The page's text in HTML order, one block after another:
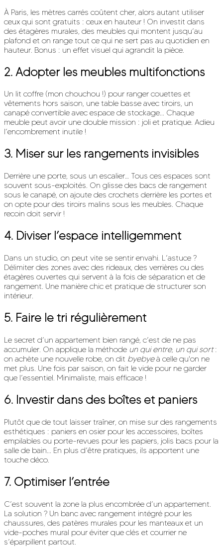
À Paris, les mètres carrés coûtent cher, alors autant utiliser
ceux qui sont gratuits : ceux en hauteur ! On investit dans
des étagères murales, des meubles qui montent jusqu’au
plafond et on range tout ce qui ne sert pas au quotidien en
hauteur. Bonus : un effet visuel qui agrandit la pièce.
2. Adopter les meubles multifonctions
Un lit coffre (mon chouchou !) pour ranger couettes et
vêtements hors saison, une table basse avec tiroirs, un
canapé convertible avec espace de stockage... Chaque
meuble peut avoir une double mission : joli et pratique. Adieu
l’encombrement inutile !
3. Miser sur les rangements invisibles
Derrière une porte, sous un escalier… Tous ces espaces sont
souvent sous-exploités. On glisse des bacs de rangement
sous le canapé, on ajoute des crochets derrière les portes et
on opte pour des tiroirs malins sous les meubles. Chaque
recoin doit servir !
4. Diviser l’espace intelligemment
Dans un studio, on peut vite se sentir envahi. L’astuce ?
Délimiter des zones avec des rideaux, des verrières ou des
étagères ouvertes qui servent à la fois de séparation et de
rangement. Une manière chic et pratique de structurer son
intérieur.
5. Faire le tri régulièrement
Le secret d’un appartement bien rangé, c’est de ne pas
accumuler. On applique la méthode un qui entre, un qui sort:
on achète une nouvelle robe, on dit byebyeà celle qu'on ne
met plus. Une fois par saison, on fait le vide pour ne garder
que l’essentiel. Minimaliste, mais efficace !
6. Investir dans des boîtes et paniers
Plutôt que de tout laisser traîner, on mise sur des rangements
esthétiques : paniers en osier pour les accessoires, boîtes
empilables ou porte-revues pour les papiers, jolis bacs pour la
salle de bain... En plus d’être pratiques, ils apportent une
touche déco.
7. Optimiser l’entrée
C’est souvent la zone la plus encombrée d’un appartement.
La solution ? Un banc avec rangement intégré pour les
chaussures, des patères murales pour les manteaux et un
vide-poches mural pour éviter que clés et courrier ne
s’éparpillent partout.